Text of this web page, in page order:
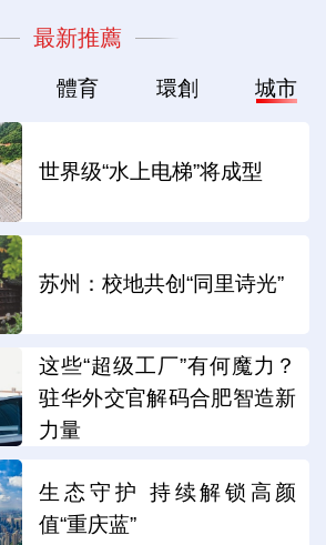
最新推薦
體育 環創 城市
世界级“水上电梯”将成型
苏州：校地共创“同里诗光”
这些“超级工厂”有何魔力？
驻华外交官解码合肥智造新
力量
生态守护 持续解锁高颜
值“重庆蓝”